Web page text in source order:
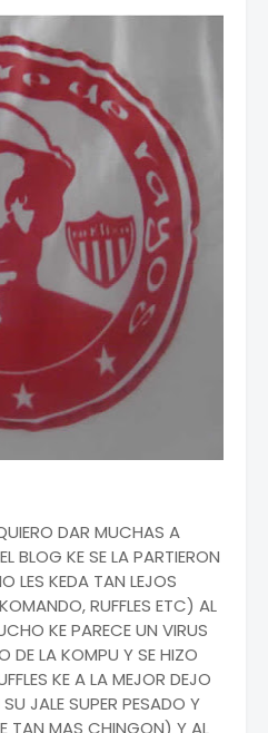
DAR MUCHAS A
BLOG KE SE LA PARTIERON
LES KEDA TAN LEJOS
RUFFLES ETC) AL
KE PARECE UN VIRUS
DE LA KOMPU Y SE HIZO
KE A LA MEJOR DEJO
JALE SUPER PESADO Y